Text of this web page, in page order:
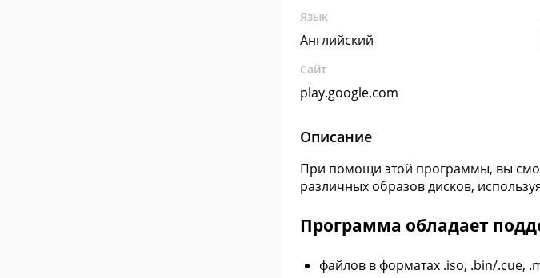
Язык
Английский
Сайт
play.google.com
Описание
При помощи этой программы, вы
различных образов дисков,
Программа обладает
файлов в форматах .iso, .bin/.cue,